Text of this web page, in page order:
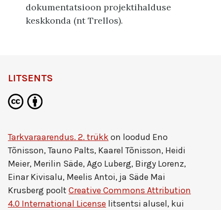
dokumentatsioon projektihalduse
keskkonda (nt Trellos).
LITSENTS
Tarkvaraarendus. 2. trükkon loodud Eno
Tõnisson, Tauno Palts, Kaarel Tõnisson, Heidi
Meier, Merilin Säde, Ago Luberg, Birgy Lorenz,
Einar Kivisalu, Meelis Antoi, ja Säde Mai
Krusberg poolt Creative Commons Attribution
4.0 International License litsentsi alusel, kui